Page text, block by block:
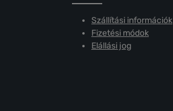
Szállítási információk
Fizetési módok
Elállási jog